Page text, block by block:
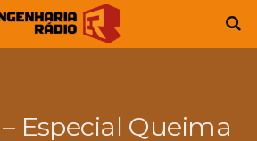
Especial Queima